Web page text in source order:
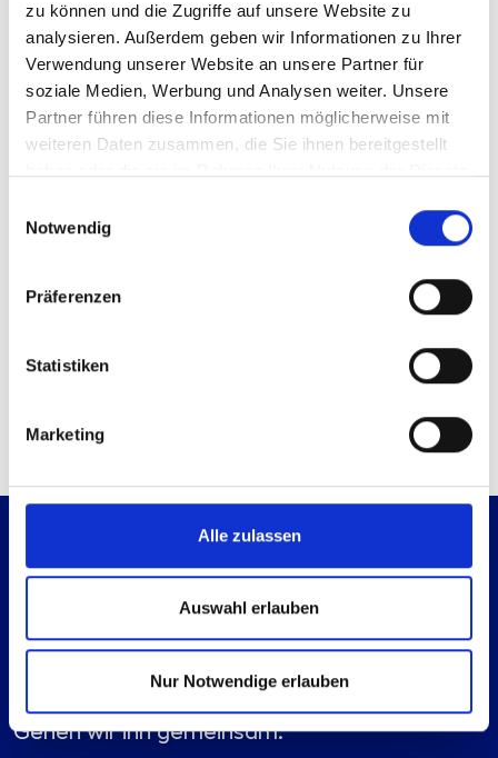
zu können und die Zugriffe auf unsere Website zu
analysieren. Außerdem geben wir Informationen zu Ihrer
Verwendung unserer Website an unsere Partner für
soziale Medien, Werbung und Analysen weiter. Unsere
Partner führen diese Informationen möglicherweise mit
weiteren Daten zusammen, die Sie ihnen bereitgestellt
Notwendig
Präferenzen
Statistiken
Marketing
Alle zulassen
Auswahl erlauben
Nur Notwendige erlauben
Stand 05.01.2026
Geplante
Aktualisierung
derzeit keine
Dieser Inhalt steht nur angemeldeten Nutzern zur
Verfügung.
Sie können sich
Technische Anfrage
Es geht immer einen Schritt weiter.
Gehen wir ihn gemeinsam.